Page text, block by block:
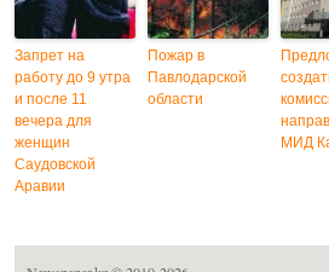
Запрет на
работу до 9 утра
и после 11
вечера для
женщин
Саудовской
Аравии
Пожар в
Павлодарской
области
МИД